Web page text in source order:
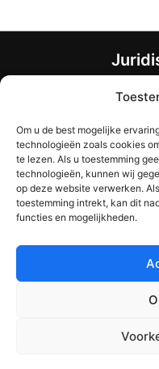
Om u de best mogelijke
technologieën zoals cookies
te lezen. Als u toestemming
technologieën, kunnen wij
op deze website verwerken.
toestemming intrekt, kan dit
functies en mogelijkheden.
Deze
kan
op
de
Allergenen-
+358